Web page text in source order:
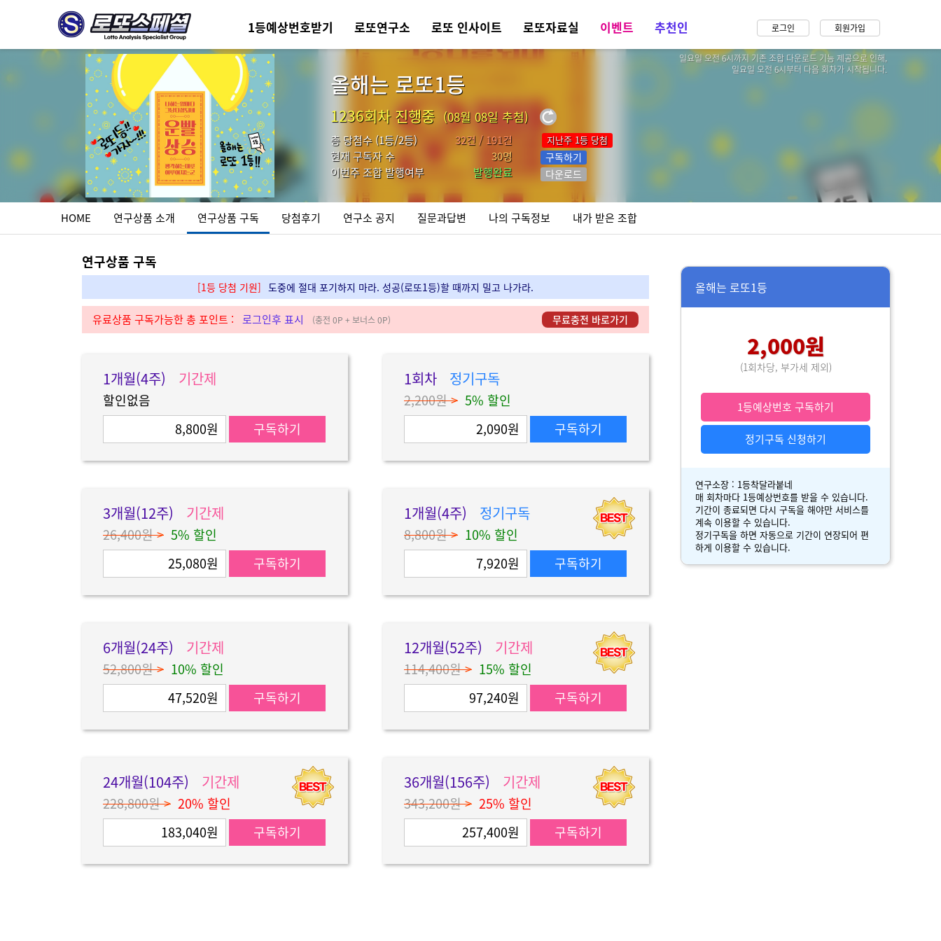
1등예상번호받기 로또연구소 로또 인사이트 로또자료실 이벤트 추천인 회원가입
로그인
올해는 로또1등
1236회차 진행중 (08월 08일 추첨)
총 당첨수 (1등/2등) 32건 / 191건 지난주 1등 당첨
현재 구독자 수
30명
이번주 조합 발행여부
발행완료
구독하기
다운로드
일요일 오전 6시까지 기존 조합 다운로드 기능 제공으로 인해,
일요일 오전 6시부터 다음 회차가 시작됩니다.
HOME 연구상품 소개 연구상품 구독 당첨후기 연구소 공지 질문과답변 나의 구독정보 내가 받은 조합
연구상품 구독
[1등 당첨 기원] 도중에 절대 포기하지 마라. 성공(로또1등)할 때까지 밀고 나가라.
유료상품 구독가능한 총 포인트 : 로그인후 표시 (충전 0P + 보너스 0P) 무료충전 바로가기
1개월(4주) 기간제
할인없음
8,800원
구독하기
3개월(12주) 기간제
26,400원> 5% 할인
25,080원
구독하기
6개월(24주) 기간제
52,800원> 10% 할인
47,520원
구독하기
24개월(104주) 기간제
228,800원> 20% 할인
183,040원
구독하기
1회차 정기구독
2,200원> 5% 할인
2,090원
구독하기
1개월(4주) 정기구독
8,800원> 10% 할인
7,920원
구독하기
12개월(52주) 기간제
114,400원> 15% 할인
97,240원
구독하기
36개월(156주) 기간제
343,200원> 25% 할인
257,400원
구독하기
올해는 로또1등
2,000원
(1회차당, 부가세 제외)
1등예상번호 구독하기
정기구독 신청하기
연구소장 : 1등착달라붙네
매 회차마다 1등예상번호를 받을 수 있습니다.
기간이 종료되면 다시 구독을 해야만 서비스를
계속 이용할 수 있습니다.
정기구독을 하면 자동으로 기간이 연장되어 편
하게 이용할 수 있습니다.